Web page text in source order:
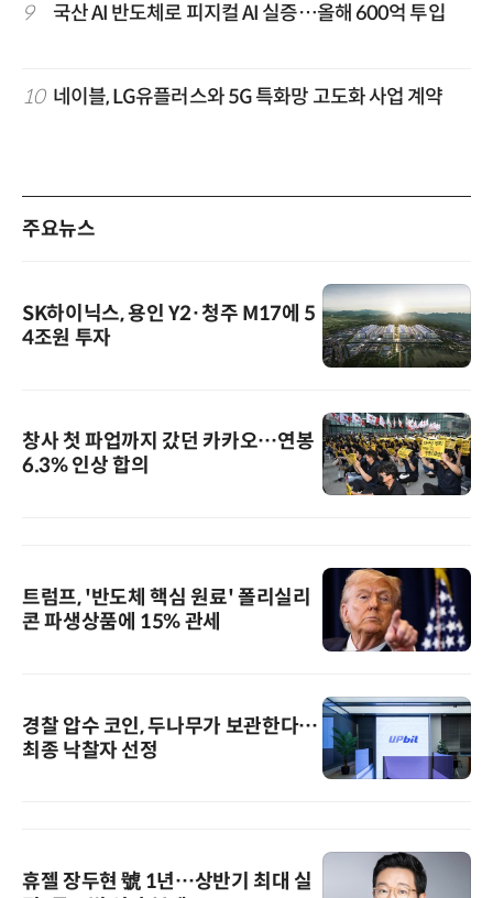
9 국산 AI 반도체로 피지컬 AI 실증…올해 600억 투입
10 네이블, LG유플러스와 5G 특화망 고도화 사업 계약
주요뉴스
SK하이닉스, 용인 Y2·청주 M17에 5
4조원 투자
창사 첫 파업까지 갔던 카카오…연봉
6.3% 인상 합의
트럼프, '반도체 핵심 원료' 폴리실리
콘 파생상품에 15% 관세
경찰 압수 코인, 두나무가 보관한다…
최종 낙찰자 선정
휴젤 장두현 號 1년…상반기 최대 실